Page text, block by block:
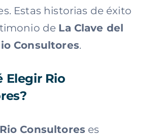
Estas historias de éxito
de La Clave del
Consultores.
Elegir Rio
Rio Consultores es